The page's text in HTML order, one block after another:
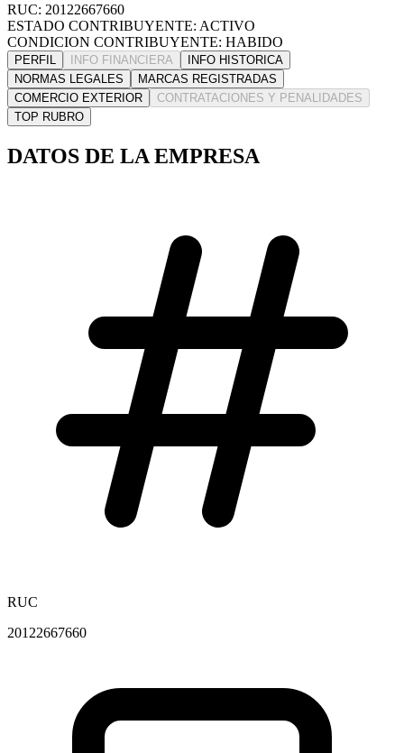
RUC: 20122667660
ESTADO CONTRIBUYENTE: ACTIVO
CONDICION CONTRIBUYENTE: HABIDO
PERFIL INFO FINANCIERA
INFO HISTORICA
NORMAS LEGALES
MARCAS REGISTRADAS
COMERCIO EXTERIOR
CONTRATACIONES Y PENALIDADES
TOP RUBRO
DATOS DE LA EMPRESA
RUC
20122667660